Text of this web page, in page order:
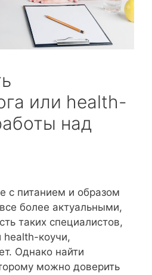
или health-
над
с питанием и образом
более актуальными,
таких специалистов,
health-коучи,
Однако найти
можно доверить